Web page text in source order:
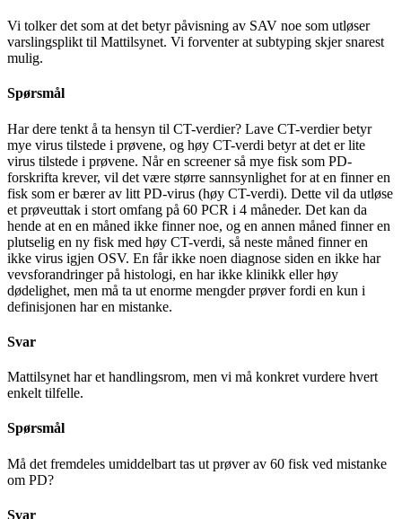
Vi tolker det som at det betyr påvisning av SAV noe som utløser
varslingsplikt til Mattilsynet. Vi forventer at subtyping skjer snarest
mulig.
Spørsmål
Har dere tenkt å ta hensyn til CT-verdier? Lave CT-verdier betyr
mye virus tilstede i prøvene, og høy CT-verdi betyr at det er lite
virus tilstede i prøvene. Når en screener så mye fisk som PD-
forskrifta krever, vil det være større sannsynlighet for at en finner en
fisk som er bærer av litt PD-virus (høy CT-verdi). Dette vil da utløse
et prøveuttak i stort omfang på 60 PCR i 4 måneder. Det kan da
hende at en en måned ikke finner noe, og en annen måned finner en
plutselig en ny fisk med høy CT-verdi, så neste måned finner en
ikke virus igjen OSV. En får ikke noen diagnose siden en ikke har
vevsforandringer på histologi, en har ikke klinikk eller høy
dødelighet, men må ta ut enorme mengder prøver fordi en kun i
definisjonen har en mistanke.
Svar
Mattilsynet har et handlingsrom, men vi må konkret vurdere hvert
enkelt tilfelle.
Spørsmål
Må det fremdeles umiddelbart tas ut prøver av 60 fisk ved mistanke
om PD?
Svar